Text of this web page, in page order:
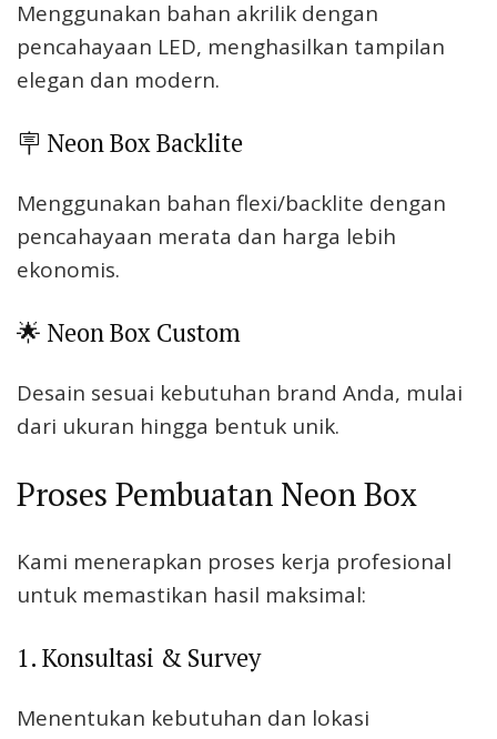
Menggunakan bahan akrilik dengan
pencahayaan LED, menghasilkan tampilan
elegan dan modern.
🪧 Neon Box Backlite
Menggunakan bahan flexi/backlite dengan
pencahayaan merata dan harga lebih
ekonomis.
🌟 Neon Box Custom
Desain sesuai kebutuhan brand Anda, mulai
dari ukuran hingga bentuk unik.
Proses Pembuatan Neon Box
Kami menerapkan proses kerja profesional
untuk memastikan hasil maksimal:
1. Konsultasi & Survey
Menentukan kebutuhan dan lokasi